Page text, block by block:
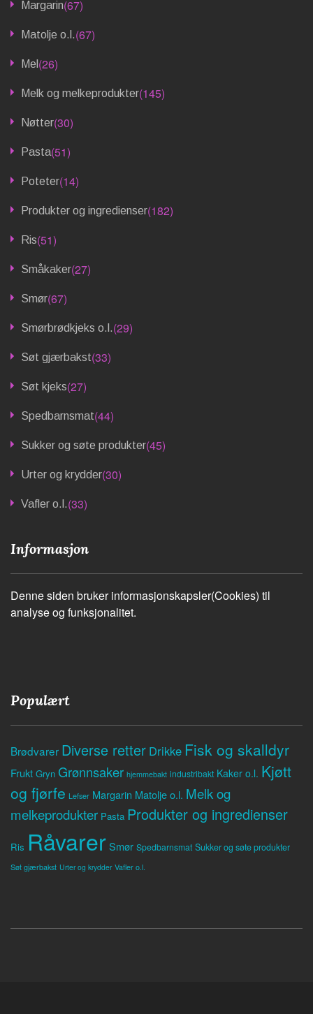
Margarin(67)
Matolje o.l.(67)
Mel (26)
Melk og melkeprodukter(145)
Nøtter(30)
Pasta(51)
Poteter(14)
Produkter og ingredienser(182)
Ris(51)
Småkaker(27)
Smør(67)
Smørbrødkjeks o.l.(29)
Søt gjærbakst(33)
Søt kjeks(27)
Spedbarnsmat(44)
Sukker og søte produkter(45)
Urter og krydder(30)
Vafler o.l.(33)
Informasjon
Denne siden bruker informasjonskapsler(Cookies) til
analyse og funksjonalitet.
Populært
Brødvarer Diverse retter Drikke Fisk og skalldyr
Frukt Gryn Grønnsaker hjemmebakt industribakt Kaker o.l. Kjøtt
og fjørfe Lefser Margarin Matolje o.l. Melk og
melkeprodukter Pasta Produkter og ingredienser
Ris RåvarerSmør Spedbarnsmat Sukker og søte produkter
Søt gjærbakst Urter og krydder Vafler o.l.